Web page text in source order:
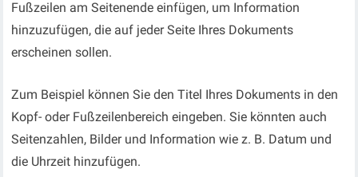
Fußzeilen am Seitenende einfügen, um Information
hinzuzufügen, die auf jeder Seite Ihres Dokuments
erscheinen sollen.
Zum Beispiel können Sie den Titel Ihres Dokuments in den
Kopf- oder Fußzeilenbereich eingeben. Sie könnten auch
Seitenzahlen, Bilder und Information wie z. B. Datum und
die Uhrzeit hinzufügen.